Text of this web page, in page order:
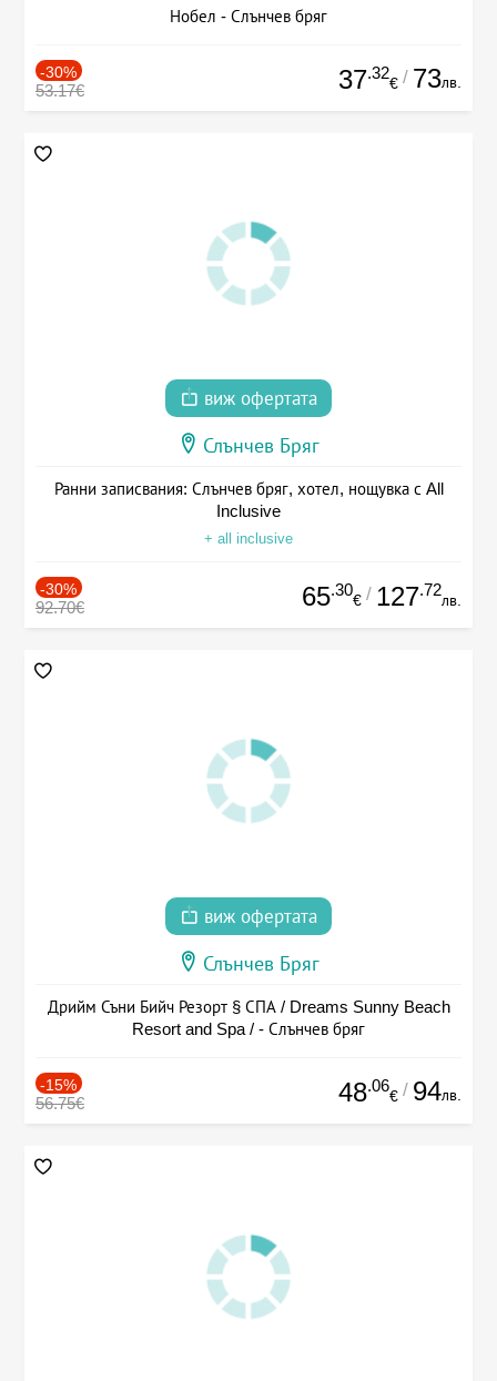
Нобел - Слънчев бряг
-30%
53.17€ 37.32
€ / 73лв.
виж офертата
Слънчев Бряг
Ранни записвания: Слънчев бряг, хотел, нощувка с All
Inclusive
+ all inclusive
-30%
92.70€ 65.30
€ / 127.72
лв.
виж офертата
Слънчев Бряг
Дрийм Съни Бийч Резорт § СПА / Dreams Sunny Beach
Resort and Spa / - Слънчев бряг
-15%
56.75€ 48.06
€ / 94лв.